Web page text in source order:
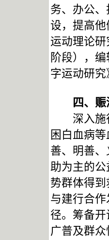
务、办公
设，提高
运动理论
阶段），
字运动研
四、赈
深入施行
困白血病
善、明善
助为主的
势群体得
与建行合
径。筹备
广普及群